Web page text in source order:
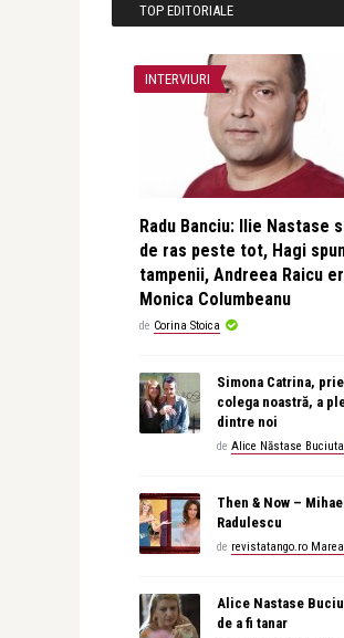
TOP EDITORIALE
INTERVIURI
Radu Banciu: Ilie Nastase
de ras peste tot, Hagi
tampenii, Andreea Raicu
Monica Columbeanu
de Corina Stoica
Simona Catrina,
colega noastră, a
dintre noi
de Alice Năstase Buciuta
Then & Now –
Radulescu
de revistatango.ro
Alice Nastase
de a fi tanar